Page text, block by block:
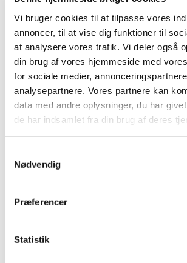
Vi bruger cookies til at tilpasse vores
annoncer, til at vise dig funktioner til
at analysere vores trafik. Vi deler også
din brug af vores hjemmeside med
for sociale medier,
analysepartnere. Vores partnere kan
data med andre oplysninger, du har
de har indsamlet fra din brug af deres
Nødvendig
Præferencer
Statistik
Health and Human Services
Sciences
Fold sektionerne ud forneden for at
muligheder
Study abroad
Sabbatår
Øvrige
DIN